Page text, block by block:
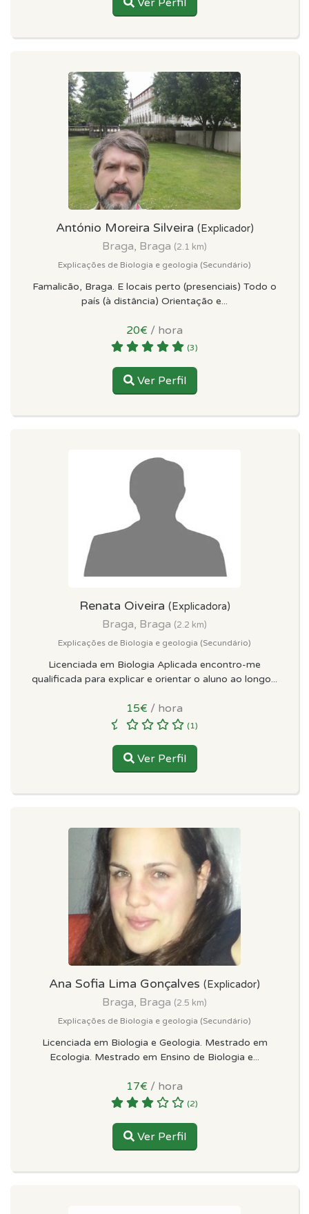
António Moreira Silveira (Explicador)
Braga, Braga (2.1 km)
Explicações de Biologia e geologia (Secundário)
Famalicão, Braga. E locais perto (presenciais) Todo o
país (à distância) Orientação e...
20€ / hora
(3)
Ver Perfil
Renata Oiveira (Explicadora)
Braga, Braga (2.2 km)
Explicações de Biologia e geologia (Secundário)
Licenciada em Biologia Aplicada encontro-me
qualificada para explicar e orientar o aluno ao longo...
15€ / hora
(1)
Ver Perfil
Ana Sofia Lima Gonçalves (Explicador)
Braga, Braga (2.5 km)
Explicações de Biologia e geologia (Secundário)
Licenciada em Biologia e Geologia. Mestrado em
Ecologia. Mestrado em Ensino de Biologia e...
17€ / hora
(2)
Ver Perfil